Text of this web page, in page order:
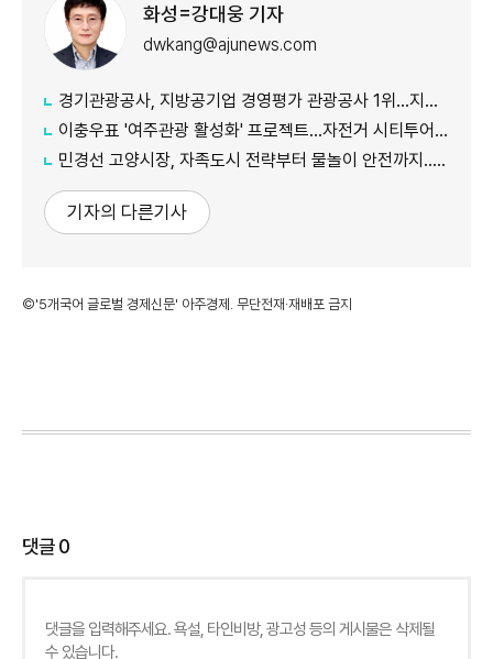
화성=강대웅 기자
dwkang@ajunews.com
경기관광공사, 지방공기업 경영평가 관광공사 1위...지난해 5위서 4계단 상승
이충우표 '여주관광 활성화' 프로젝트...자전거 시티투어 확대
민경선 고양시장, 자족도시 전략부터 물놀이 안전까지...민선 9기 현장행정 속도
기자의 다른기사
©'5개국어 글로벌 경제신문' 아주경제. 무단전재·재배포 금지
댓글0